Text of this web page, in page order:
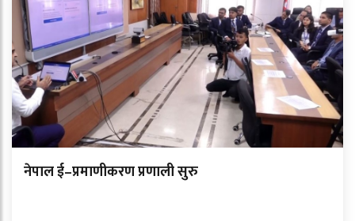
नेपाल ई–प्रमाणीकरण प्रणाली सुरु